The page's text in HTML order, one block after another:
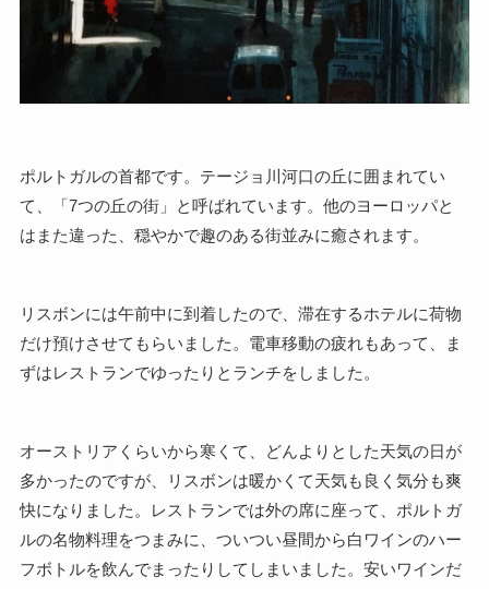
ポルトガルの首都です。テージョ川河口の丘に囲まれてい
て、「7つの丘の街」と呼ばれています。他のヨーロッパと
はまた違った、穏やかで趣のある街並みに癒されます。
リスボンには午前中に到着したので、滞在するホテルに荷物
だけ預けさせてもらいました。電車移動の疲れもあって、ま
ずはレストランでゆったりとランチをしました。
オーストリアくらいから寒くて、どんよりとした天気の日が
多かったのですが、リスボンは暖かくて天気も良く気分も爽
快になりました。レストランでは外の席に座って、ポルトガ
ルの名物料理をつまみに、ついつい昼間から白ワインのハー
フボトルを飲んでまったりしてしまいました。安いワインだ